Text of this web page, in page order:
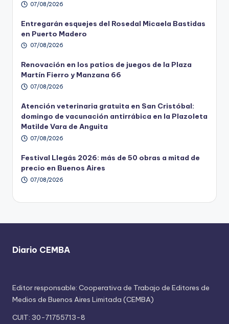
07/08/2026
Entregarán esquejes del Rosedal Micaela Bastidas
en Puerto Madero
07/08/2026
Renovación en los patios de juegos de la Plaza
Martín Fierro y Manzana 66
07/08/2026
Atención veterinaria gratuita en San Cristóbal:
domingo de vacunación antirrábica en la Plazoleta
Matilde Vara de Anguita
07/08/2026
Festival Llegás 2026: más de 50 obras a mitad de
precio en Buenos Aires
07/08/2026
Diario CEMBA
Editor responsable: Cooperativa de Trabajo de Editores de
Medios de Buenos Aires Limitada (CEMBA)
CUIT: 30-71755713-8